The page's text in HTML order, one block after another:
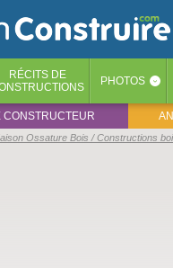
RÉCITS DE
PHOTOS ‹
CONSTRUCTEUR
Ossature Bois / Constructions